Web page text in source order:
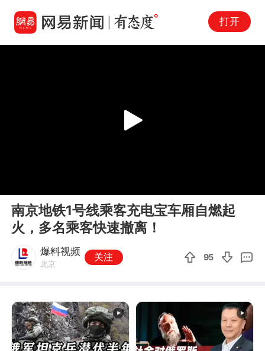
打开
Play
南京地铁1号线乘客充电宝车厢自燃起
火，多名乘客快速撤离！
爆料视频
北京
关注 95